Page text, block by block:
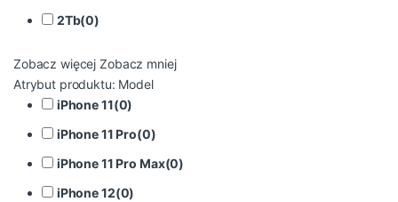
2Tb(0)
Zobacz więcej Zobacz mniej
Atrybut produktu: Model
iPhone 11(0)
iPhone 11 Pro(0)
iPhone 11 Pro Max(0)
iPhone 12(0)